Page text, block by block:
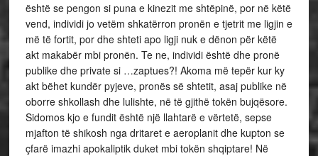
është se pengon si puna e kinezit me shtëpinë, por në këtë
vend, individi jo vetëm shkatërron pronën e tjetrit me ligjin e
më të fortit, por dhe shteti apo ligji nuk e dënon për këtë
akt makabër mbi pronën. Te ne, individi është dhe pronë
publike dhe private si …zaptues?! Akoma më tepër kur ky
akt bëhet kundër pyjeve, pronës së shtetit, asaj publike në
oborre shkollash dhe lulishte, në të gjithë tokën bujqësore.
Sidomos kjo e fundit është një llahtarë e vërtetë, sepse
mjafton të shikosh nga dritaret e aeroplanit dhe kupton se
çfarë imazhi apokaliptik duket mbi tokën shqiptare! Në